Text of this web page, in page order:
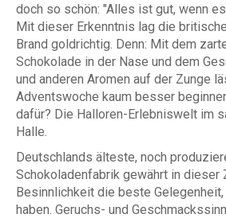
doch so schön: "Alles ist gut, wenn
Mit dieser Erkenntnis lag die
Brand goldrichtig. Denn: Mit dem
Schokolade in der Nase und dem
und anderen Aromen auf der Zunge
Adventswoche kaum besser
dafür? Die Halloren-Erlebniswelt im
Halle.
Deutschlands älteste, noch
Schokoladenfabrik gewährt in dieser
Besinnlichkeit die beste
haben. Geruchs- und